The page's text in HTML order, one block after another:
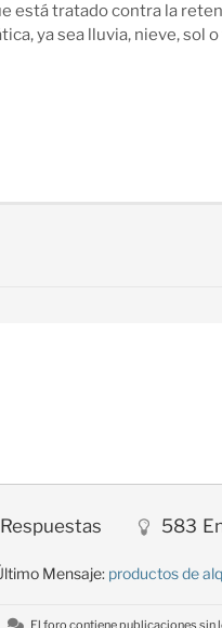
está tratado contra la
ya sea lluvia, nieve, sol
Respuestas 583
Mensaje: productos de
El foro contiene publicaciones sin